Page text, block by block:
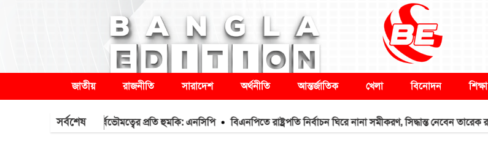
জাতীয় রাজনীতি সারাদেশ অর্থনীতি আন্তর্জাতিক খেলা বিনোদন শিক্ষা
সর্বশেষ
সম্মেলন দেশের সার্বভৌমত্বের প্রতি হুমকি: এনসিপি বিএনপিতে রাষ্ট্রপতি নির্বাচন ঘিরে নানা সমীকরণ, সিদ্ধান্ত নেবেন তারেক রহমান